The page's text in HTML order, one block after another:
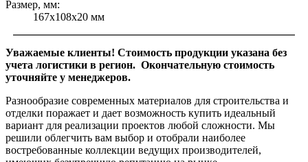
Размер, мм:
167х108х20 мм
Уважаемые клиенты! Стоимость продукции указана без
учета логистики в регион. Окончательную стоимость
уточняйте у менеджеров.
Разнообразие современных материалов для строительства и
отделки поражает и дает возможность купить идеальный
вариант для реализации проектов любой сложности. Мы
решили облегчить вам выбор и отобрали наиболее
востребованные коллекции ведущих производителей,